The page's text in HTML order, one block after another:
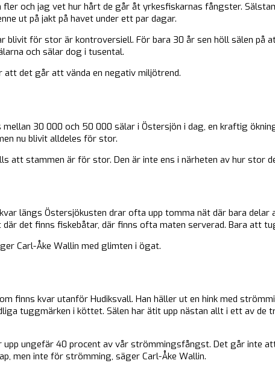
och jag vet hur hårt de går åt yrkesfiskarnas fångster.
ut på jakt på havet under ett par dagar.
blivit för stor är kontroversiell. För bara 30 år sen höll sälen på
och sälar dog i tusental.
att det går att vända en negativ miljötrend.
30 000 och 50 000 sälar i Östersjön i dag, en kraftig
nu blivit alldeles för stor.
att stammen är för stor. Den är inte ens i närheten av hur stor
längs Östersjökusten drar ofta upp tomma nät där bara
det finns fiskebåtar, där finns ofta maten serverad. Bara att
Carl-Åke Wallin med glimten i ögat.
finns kvar utanför Hudiksvall. Han häller ut en hink med
tuggmärken i köttet. Sälen har ätit upp nästan allt i ett av de
upp ungefär 40 procent av vår strömmingsfångst. Det går inte
men inte för strömming, säger Carl-Åke Wallin.